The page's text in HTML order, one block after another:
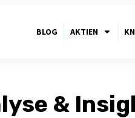
BLOG AKTIEN
&